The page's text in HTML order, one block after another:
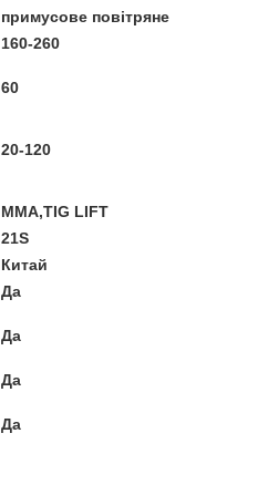
примусове повітряне
160-260
60
20-120
MMA,TIG LIFT
21S
Китай
Да
Да
Да
Да